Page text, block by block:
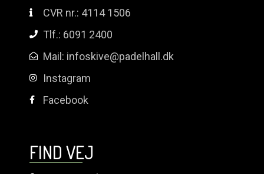
CVR nr.: 4114 1506
Tlf.: 6091 2400
Mail: infoskive@padelhall.dk
Instagram
Facebook
FIND VEJ